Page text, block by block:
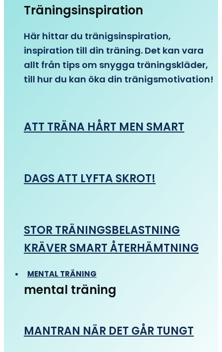
Träningsinspiration
Här hittar du tränigsinspiration,
inspiration till din träning. Det kan vara
allt från tips om snygga träningskläder,
till hur du kan öka din tränigsmotivation!
ATT TRÄNA HÅRT MEN SMART
DAGS ATT LYFTA SKROT!
STOR TRÄNINGSBELASTNING
KRÄVER SMART ÅTERHÄMTNING
MENTAL TRÄNING
mental träning
MANTRAN NÄR DET GÅR TUNGT